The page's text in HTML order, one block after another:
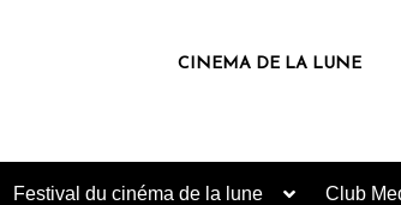
CINEMA DE LA LUNE
Festival du cinéma de la lune Club